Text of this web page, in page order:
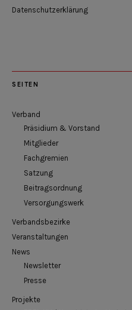
Datenschutzerklärung
SEITEN
Verband
Präsidium & Vorstand
Mitglieder
Fachgremien
Satzung
Beitragsordnung
Versorgungswerk
Verbandsbezirke
Veranstaltungen
News
Newsletter
Presse
Projekte